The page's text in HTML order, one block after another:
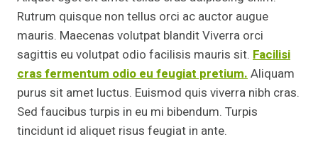
Rutrum quisque non tellus orci ac auctor augue
mauris. Maecenas volutpat blandit Viverra orci
sagittis eu volutpat odio facilisis mauris sit. Facilisi
cras fermentum odio eu feugiat pretium. Aliquam
purus sit amet luctus. Euismod quis viverra nibh cras.
Sed faucibus turpis in eu mi bibendum. Turpis
tincidunt id aliquet risus feugiat in ante.